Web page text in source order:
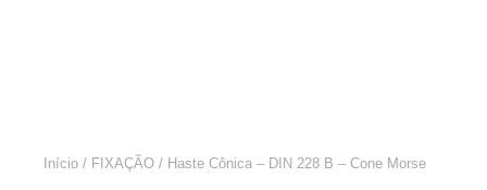
Início / FIXAÇÃO / Haste Cônica – DIN 228 B – Cone Morse